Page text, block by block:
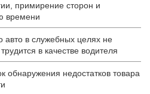
примирение сторон и
времени
авто в служебных целях не
в качестве водителя
обнаружения недостатков товара